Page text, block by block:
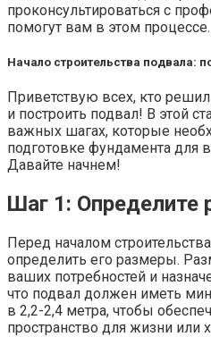
проконсультироваться с
помогут вам в этом процессе.
Начало строительства подвала:
Приветствую всех, кто
и построить подвал! В этой
важных шагах, которые
подготовке фундамента для
Давайте начнем!
Шаг 1: Определите
Перед началом
определить его размеры.
ваших потребностей и
что подвал должен иметь
в 2,2-2,4 метра, чтобы
пространство для жизни или